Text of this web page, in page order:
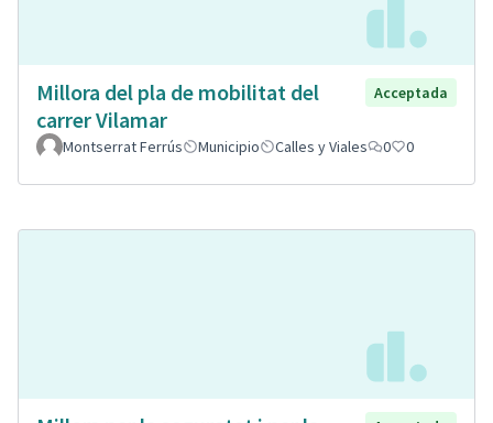
Millora del pla de mobilitat del
carrer Vilamar
Acceptada
Montserrat Ferrús Municipio Calles y Viales 0 0